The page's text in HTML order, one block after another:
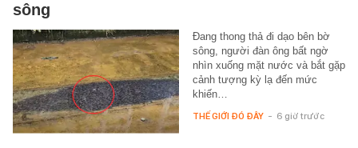
sông
Đang thong thả đi dạo bên bờ
sông, người đàn ông bất ngờ
nhìn xuống mặt nước và bắt gặp
cảnh tượng kỳ lạ đến mức
khiến…
THẾ GIỚI ĐÓ ĐÂY - 6 giờ trước